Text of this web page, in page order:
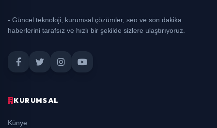
- Güncel teknoloji, kurumsal çözümler, seo ve son dakika
haberlerini tarafsız ve hızlı bir şekilde sizlere ulaştırıyoruz.
KURUMSAL
Künye